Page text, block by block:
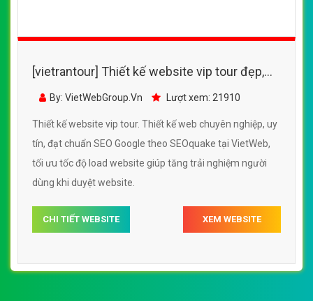
[vietrantour] Thiết kế website vip tour đẹp,
chuyên nghiệp chuẩn SEO
By: VietWebGroup.Vn Lượt xem: 21910
Thiết kế website vip tour. Thiết kế web chuyên nghiệp, uy
tín, đạt chuẩn SEO Google theo SEOquake tại VietWeb,
tối ưu tốc độ load website giúp tăng trải nghiệm người
dùng khi duyệt website.
CHI TIẾT WEBSITE XEM WEBSITE